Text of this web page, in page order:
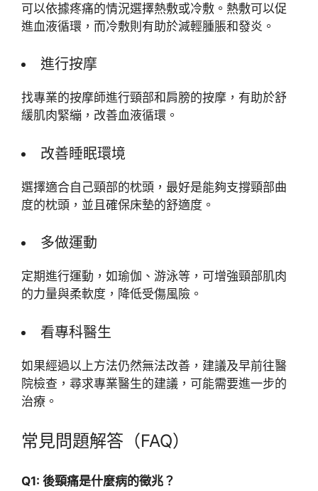
可以依據疼痛的情況選擇熱敷或冷敷。熱敷可以促
進血液循環，而冷敷則有助於減輕腫脹和發炎。
進行按摩
找專業的按摩師進行頸部和肩膀的按摩，有助於舒
緩肌肉緊繃，改善血液循環。
改善睡眠環境
選擇適合自己頸部的枕頭，最好是能夠支撐頸部曲
度的枕頭，並且確保床墊的舒適度。
多做運動
定期進行運動，如瑜伽、游泳等，可增強頸部肌肉
的力量與柔軟度，降低受傷風險。
看專科醫生
如果經過以上方法仍然無法改善，建議及早前往醫
院檢查，尋求專業醫生的建議，可能需要進一步的
治療。
常見問題解答（FAQ）
Q1: 後頸痛是什麼病的徵兆？